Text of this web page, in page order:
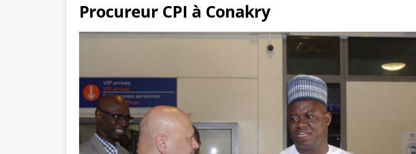
Procureur CPI à Conakry